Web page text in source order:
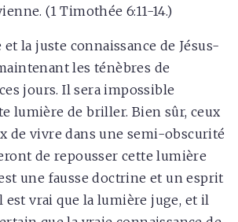
(1 Timothée 6:11-14.)
la juste connaissance de Jésus-
les ténèbres de
jours. Il sera impossible
lumière de briller. Bien sûr, ceux
de vivre dans une semi-obscurité
de repousser cette lumière
une fausse doctrine et un esprit
est vrai que la lumière juge, et il